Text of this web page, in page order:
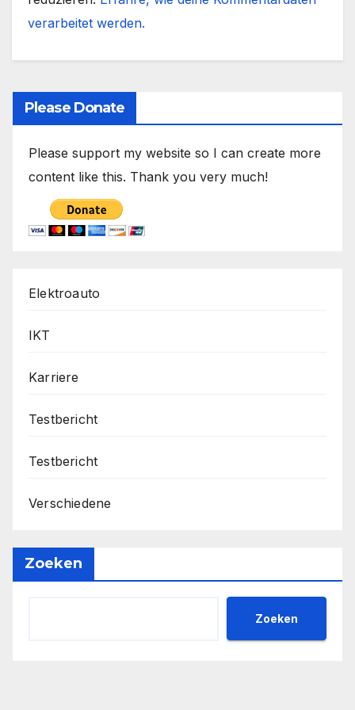
verarbeitet werden.
Please Donate
Please support my website so I can create more
content like this. Thank you very much!
Elektroauto
IKT
Karriere
Testbericht
Testbericht
Verschiedene
Zoeken
Zoeken